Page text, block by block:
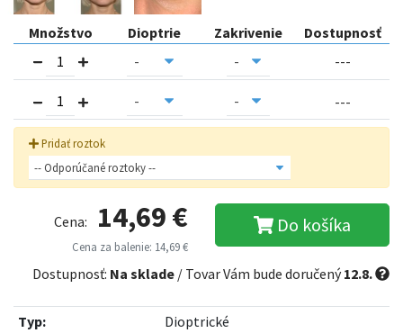
Množstvo Dioptrie Zakrivenie
Dostupnosť
---
---
Pridať roztok
Cena: 14,69 €
Cena za balenie: 14,69 €
Do košíka
Dostupnosť: Na sklade / Tovar Vám bude doručený12.8.
Typ:
Dioptrické